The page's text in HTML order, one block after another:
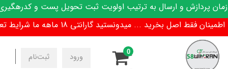
و ارسال به ترتیب اولویت ثبت تحویل پست و کدرهگیری
فقط اصل بخرید ... میدونستید گارانتی 18 ماهه ما شرایط تعویض هم داره !
ورود ثبت‌نام
-
0